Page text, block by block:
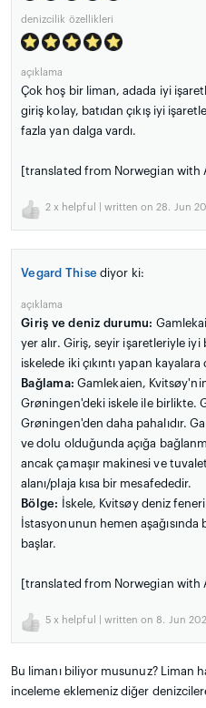
denizcilik özellikleri
açıklama
Çok hoş bir liman, adada iyi
giriş kolay, batıdan çıkış iyi
fazla yan dalga vardı.
[translated from Norwegian with
2 x helpful | written on 28. Jun
Vegard Thise diyor ki:
açıklama
Giriş ve deniz durumu:
yer alır. Giriş, seyir işaretleriyle
iskelede iki çıkıntı yapan
Bağlama: Gamlekaien,
Grøningen'deki iskele ile birlikte.
Grøningen'den daha pahalıdır.
ve dolu olduğunda açığa
ancak çamaşır makinesi ve
alanı/plaja kısa bir mesafededir.
Bölge:
İskele, Kvitsøy deniz feneri
İstasyonunun hemen
başlar.
[translated from Norwegian with
5 x helpful | written on 8. Jun
Bu limanı biliyor musunuz? Liman
inceleme eklemeniz diğer